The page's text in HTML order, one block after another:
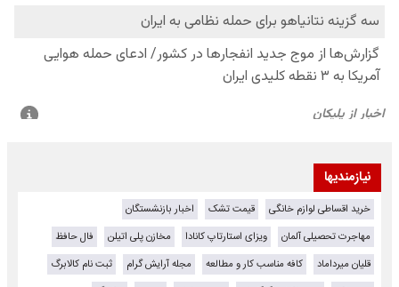
نیازمندیها
خرید اقساطی لوازم خانگی قیمت تشک
اخبار بازنشستگان
مهاجرت تحصیلی آلمان
ویزای استارتاپ کانادا مخازن پلی اتیلن
فال حافظ
قلیان میرداماد
کافه مناسب کار و مطالعه مجله آرایش گرام
ثبت نام کالابرگ